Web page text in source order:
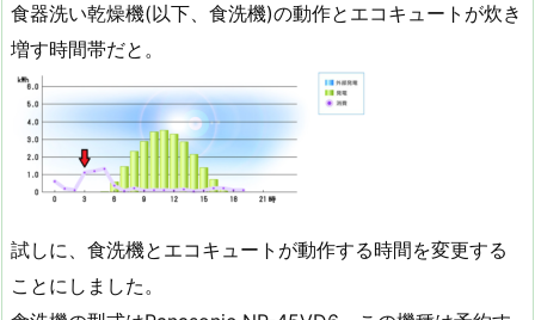
食器洗い乾燥機(以下、食洗機)の動作とエコキュートが炊き
増す時間帯だと。
試しに、食洗機とエコキュートが動作する時間を変更する
ことにしました。